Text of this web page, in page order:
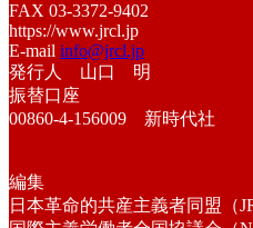
FAX 03-3372-9402
https://www.jrcl.jp
E-mail info@jrcl.jp
発行人 山口 明
振替口座
00860-4-156009 新時代社
編集
日本革命的共産主義者同盟（